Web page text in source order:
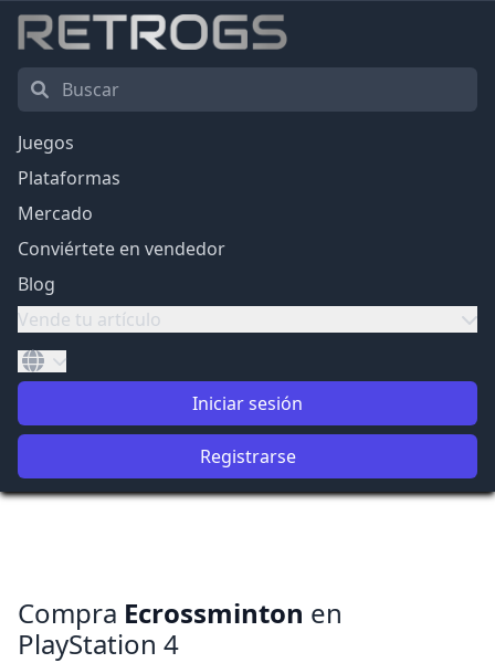
Juegos
Plataformas
Mercado
Conviértete en vendedor
Blog
Vende tu artículo
Iniciar sesión
Registrarse
Compra Ecrossminton en
PlayStation 4